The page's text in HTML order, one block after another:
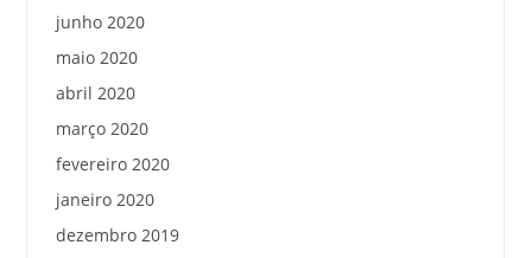
junho 2020
maio 2020
abril 2020
março 2020
fevereiro 2020
janeiro 2020
dezembro 2019